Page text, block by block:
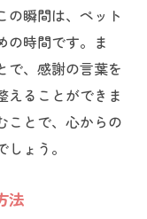
の瞬間は、ペット
の時間です。ま
で、感謝の言葉を
えることができま
ことで、心からの
ょう。
法